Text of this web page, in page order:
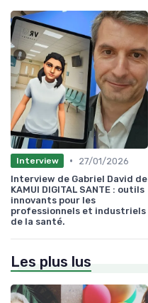
Interview •
27/01/2026
Interview de Gabriel David de
KAMUI DIGITAL SANTE : outils
innovants pour les
professionnels et industriels
de la santé.
Les plus lus